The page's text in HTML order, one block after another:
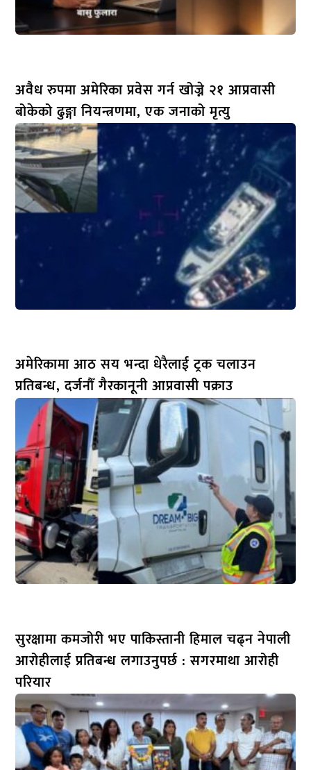
अवैध रुपमा अमेरिका प्रवेस गर्न खोज्ने २१ आप्रवासी
बोकेको ढुङ्गा नियन्त्रणमा, एक जनाको मृत्यु
अमेरिकामा आठ सय भन्दा धेरैलाई ट्रक चलाउन
प्रतिबन्ध, दर्जनौँ गैरकानूनी आप्रवासी पक्राउ
सुरक्षामा कमजोरी भए पाकिस्तानी हिमाल चढ्न नेपाली
आरोहीलाई प्रतिबन्ध लगाउनुपर्छ : सगरमाथा आरोही
परियार